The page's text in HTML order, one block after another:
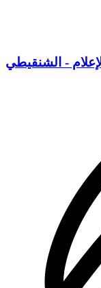
- الشنقيطي